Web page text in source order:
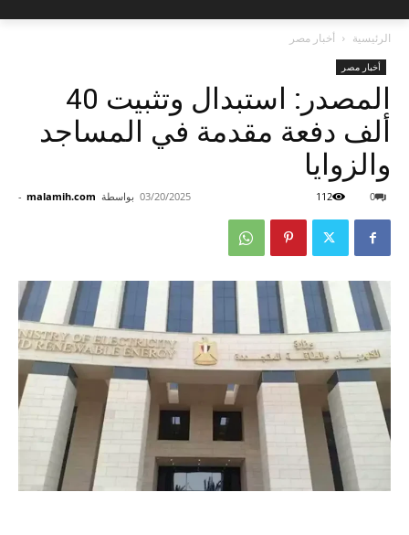
الرئيسية أخبار مصر
أخبار مصر
المصدر: استبدال وتثبيت 40
ألف دفعة مقدمة في المساجد
والزوايا
بواسطة malamih.com
- 03/20/2025 0
112